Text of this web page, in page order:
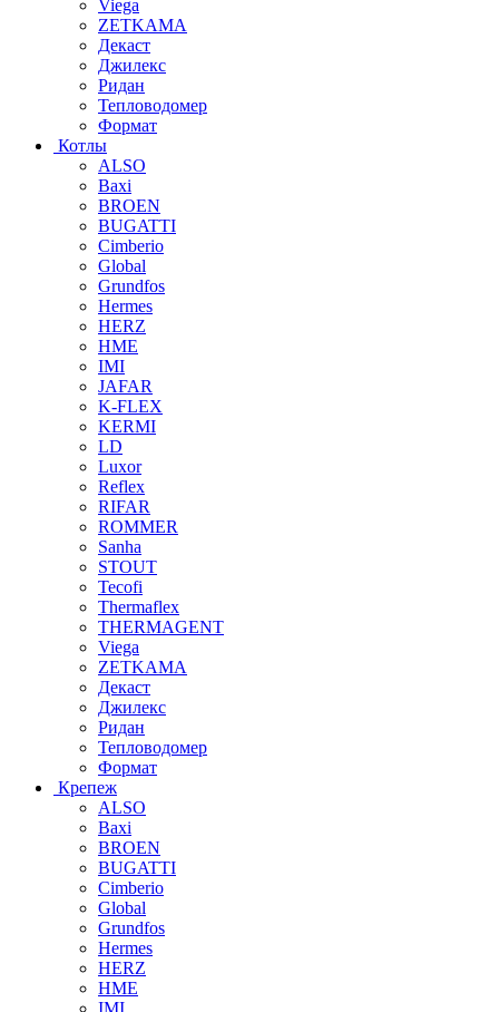
Viega
ZETKAMA
Декаст
Джилекс
Ридан
Тепловодомер
Формат
Котлы
ALSO
Baxi
BROEN
BUGATTI
Cimberio
Global
Grundfos
Hermes
HERZ
HME
IMI
JAFAR
K-FLEX
KERMI
LD
Luxor
Reflex
RIFAR
ROMMER
Sanha
STOUT
Tecofi
Thermaflex
THERMAGENT
Viega
ZETKAMA
Декаст
Джилекс
Ридан
Тепловодомер
Формат
Крепеж
ALSO
Baxi
BROEN
BUGATTI
Cimberio
Global
Grundfos
Hermes
HERZ
HME
IMI